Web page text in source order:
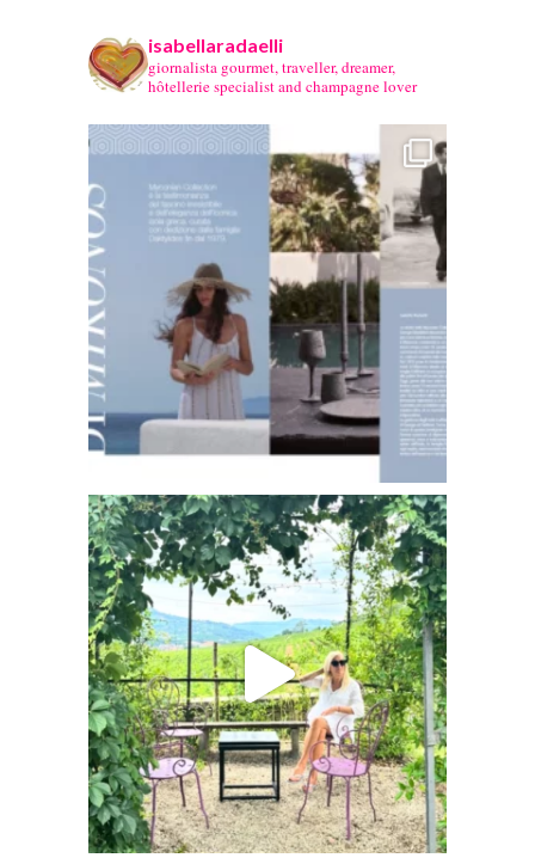
isabellaradaelli
giornalista gourmet, traveller, dreamer,
hôtellerie specialist and champagne lover